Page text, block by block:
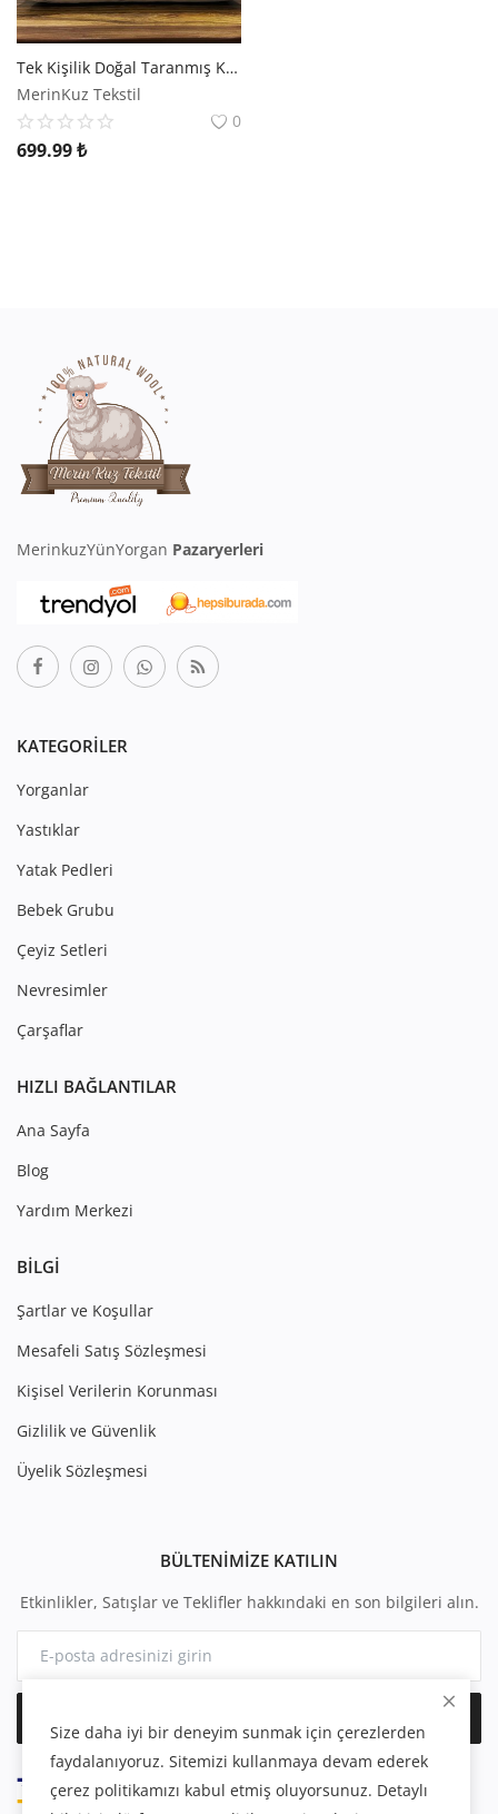
Tek Kişilik Doğal Taranmış Kuzu Yünü Yastık | Merinos Kuzu Yünü
MerinKuz Tekstil
0
699.99₺
MerinkuzYünYorgan Pazaryerleri
KATEGORILER
Yorganlar
Yastıklar
Yatak Pedleri
Bebek Grubu
Çeyiz Setleri
Nevresimler
Çarşaflar
HIZLI BAĞLANTILAR
Ana Sayfa
Blog
Yardım Merkezi
BILGI
Şartlar ve Koşullar
Mesafeli Satış Sözleşmesi
Kişisel Verilerin Korunması
Gizlilik ve Güvenlik
Üyelik Sözleşmesi
BÜLTENIMIZE KATILIN
Etkinlikler, Satışlar ve Teklifler hakkındaki en son bilgileri alın.
Size daha iyi bir deneyim sunmak için çerezlerden
faydalanıyoruz. Sitemizi kullanmaya devam ederek
çerez politikamızı kabul etmiş oluyorsunuz. Detaylı